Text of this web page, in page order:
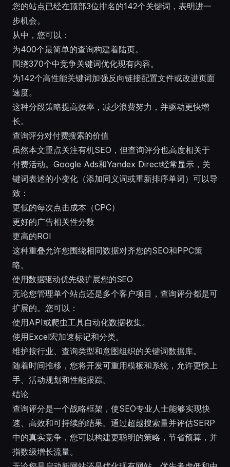
您的站点已经在顶部3位排名的142个关键词，表明进一
步机会。
从中，您可以：
为400个最简单的查询构建着陆页。
围绕370个中竞争关键词优化现有内容。
为142个高性能关键词加强反向链接配置文件或改进页面
速度。
这种分段策略提高效率，减少浪费努力，并驱动更快增
长。
查询评分对付费搜索的价值
虽然本文重点关注有机SEO，但查询评分也高度相关于
付费活动。Google Ads和Yandex Direct经常显示，关
键词表述的小变化（添加同义词或重新排序单词）可以导
致：
更低的每次点击成本（CPC）
更好的广告相关性分数
更高的ROI
这种重叠允许您围绕相同数据对齐您的SEO和PPC策
略。
使用数据驱动优先级扩展您的SEO
无论您管理单个站点还是多个客户项目，查询评分都是可
扩展的。您可以：
使用API或爬虫工具自动化数据收集。
使用Excel宏加速标记和分类。
维护按行业、查询类型和意图组织的关键词数据库。
随着时间推移，您将开发可重用模板和系统，允许更快上
手、活动规划和性能跟踪。
结论
查询评分是一个战略框架，使SEO专业人士能够实现快
速、高效和可持续的结果。通过超越搜索量并评估SERP
中的真实竞争，您可以构建更聪明的策略，节省预算，并
指数级增长流量。